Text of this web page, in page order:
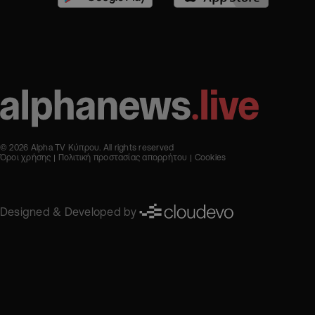
© 2026 Alpha TV Κύπρου. All rights reserved
Όροι χρήσης
Πολιτική προστασίας απορρήτου Cookies
Designed & Developed by